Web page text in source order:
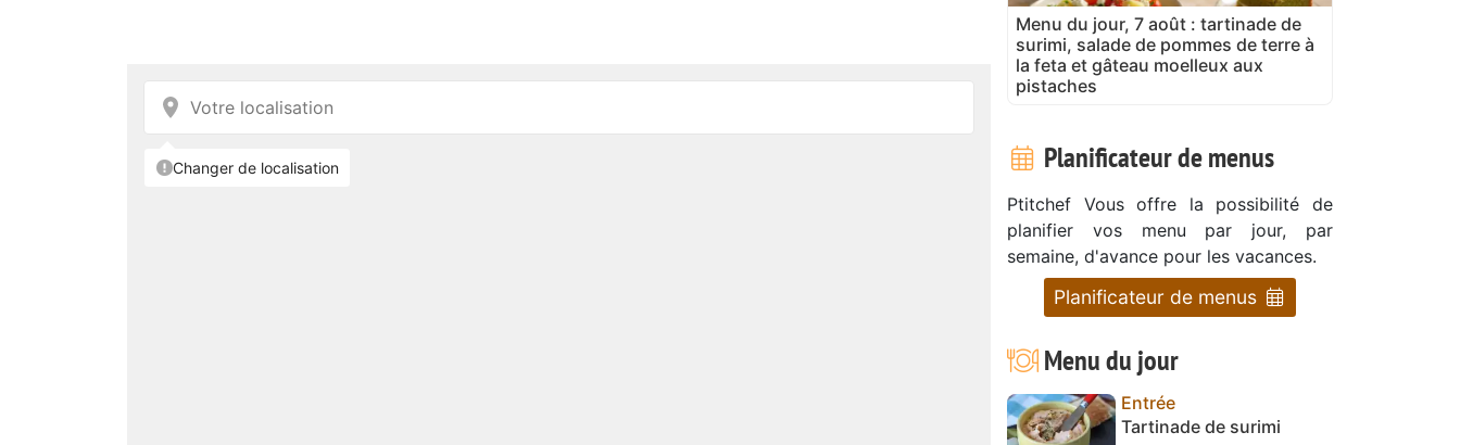
Menu du jour, 7 août : tartinade de
surimi, salade de pommes de terre à
la feta et gâteau moelleux aux
pistaches
Planificateur de menus
Ptitchef Vous offre la possibilité de
planifier vos menu par jour, par
semaine, d'avance pour les vacances.
Planificateur de menus
Menu du jour
Entrée
Tartinade de surimi